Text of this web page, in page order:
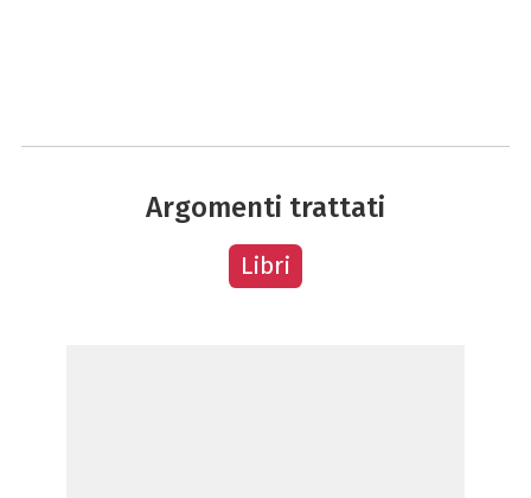
Argomenti trattati
Libri